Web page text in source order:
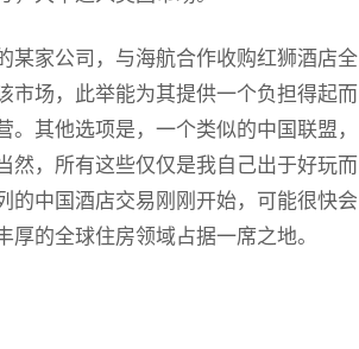
某家公司，与海航合作收购红狮酒店全
市场，此举能为其提供一个负担得起而
其他选项是，一个类似的中国联盟，
然，所有这些仅仅是我自己出于好玩而
的中国酒店交易刚刚开始，可能很快会
的全球住房领域占据一席之地。